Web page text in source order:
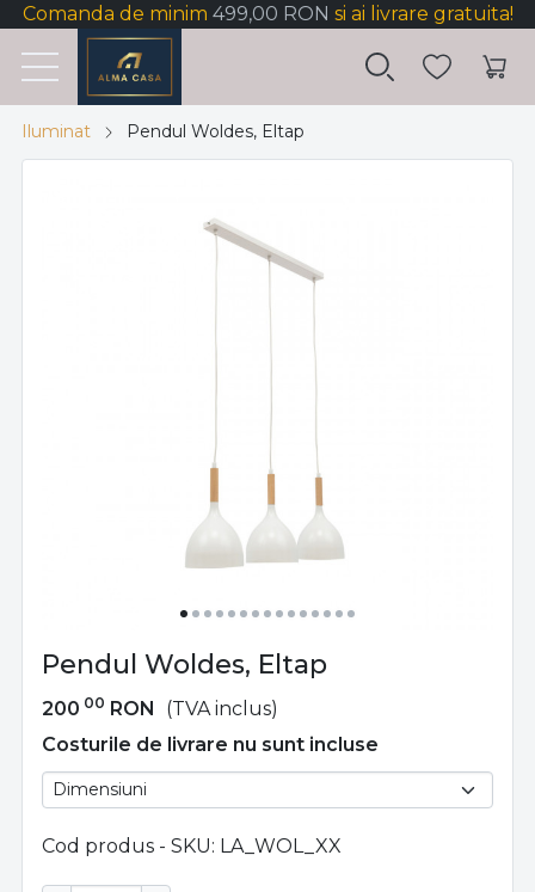
Comanda de minim 499,00 RON si ai livrare gratuita!
Iluminat Pendul Woldes, Eltap
Pendul Woldes, Eltap
200 00 RON
(TVA inclus)
Costurile de livrare nu sunt incluse
Cod produs - SKU LA_WOL_XX